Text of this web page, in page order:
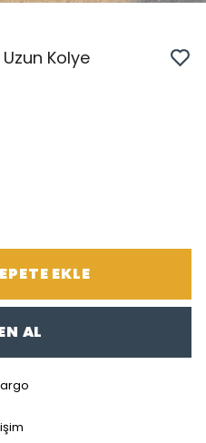
Kolye
EKLE
AL